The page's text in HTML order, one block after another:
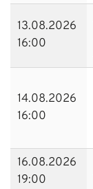
13.08.2026
16:00
14.08.2026
16:00
16.08.2026
19:00